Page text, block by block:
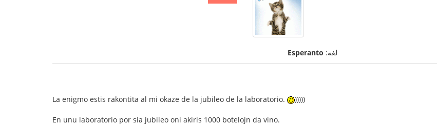
لغة: Esperanto
La enigmo estis rakontita al mi okaze de la jubileo de la laboratorio. )))))
En unu laboratorio por sia jubileo oni akiris 1000 botelojn da vino.